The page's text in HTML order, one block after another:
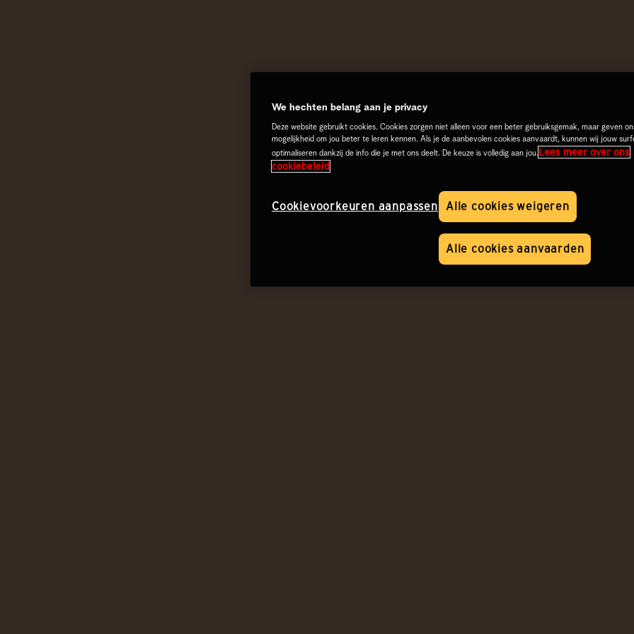
We hechten belang aan je privacy
Deze website gebruikt cookies. Cookies zorgen niet alleen voor een beter gebruiksgemak, maar geven
mogelijkheid om jou beter te leren kennen. Als je de aanbevolen cookies aanvaardt, kunnen wij jouw
optimaliseren dankzij de info die je met ons deelt. De keuze is volledig aan jou.Lees meer over ons
cookiebeleid
Alle cookies weigeren
Alle cookies aanvaarden
Cookievoorkeuren aanpassen